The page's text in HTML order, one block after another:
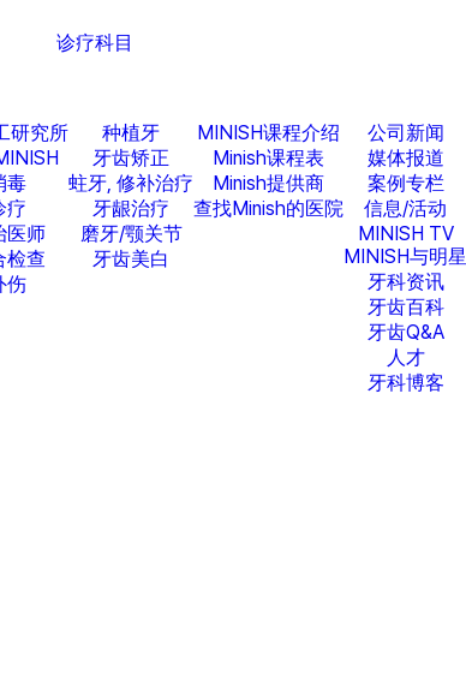
诊疗科目
研究所
毒
疗
医师
检查
伤
种植牙
牙齿矫正
蛀牙, 修补治疗
牙龈治疗
磨牙/颚关节
牙齿美白
MINISH课程介绍
Minish课程表
Minish提供商
查找Minish的医院
公司新闻
媒体报道
案例专栏
信息/活动
MINISH TV
MINISH与明星
牙科资讯
牙齿百科
牙齿Q&A
人才
牙科博客